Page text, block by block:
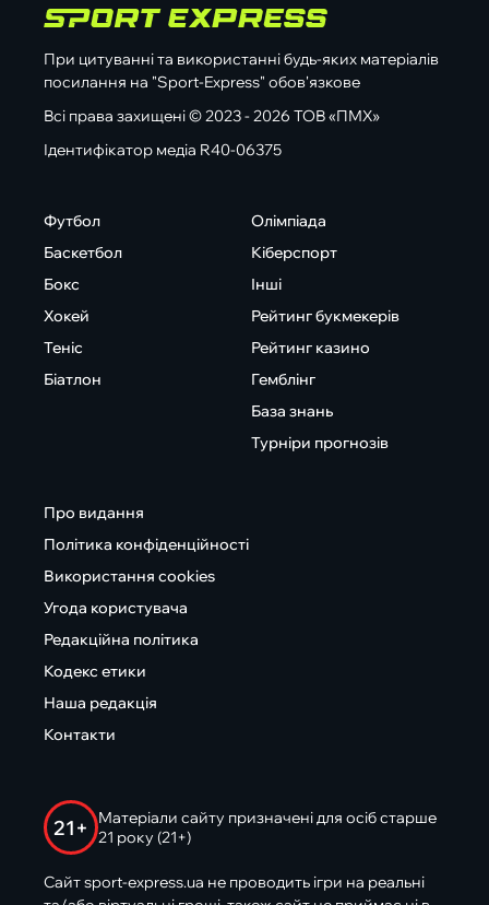
При цитуванні та використанні будь-яких матеріалів
посилання на "Sport-Express" обов'язкове
Всі права захищені © 2023 - 2026 ТОВ «ПМХ»
Ідентифікатор медіа R40-06375
Футбол
Баскетбол
Бокс
Хокей
Теніс
Біатлон
Олімпіада
Кіберспорт
Інші
Рейтинг букмекерів
Рейтинг казино
Гемблінг
База знань
Турніри прогнозів
Про видання
Політика конфіденційності
Використання cookies
Угода користувача
Редакційна політика
Кодекс етики
Наша редакція
Контакти
21+
Матеріали сайту призначені для осіб старше
21 року (21+)
Сайт sport-express.ua не проводить ігри на реальні